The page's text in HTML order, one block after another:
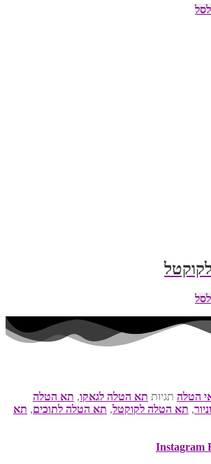
הטלה תגיות תא הטלה לגאקו, תא הטלה
, תא הטלה לקוקטל, תא הטלה לתוכים, תא
Instagram